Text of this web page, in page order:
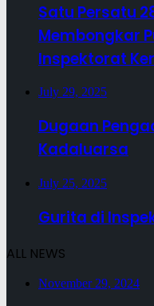
Satu Persatu
Membongkar
Inspektorat
July 29, 2025
Dugaan
Kadaluarsa
July 25, 2025
Gurita di
ALL NEWS
November 29, 2024